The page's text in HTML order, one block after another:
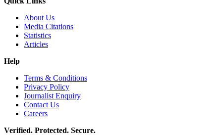
About Us
Media Citations
Statistics
Articles
Help
Terms & Conditions
Privacy Policy
Journalist Enquiry
Contact Us
Careers
Verified. Protected. Secure.